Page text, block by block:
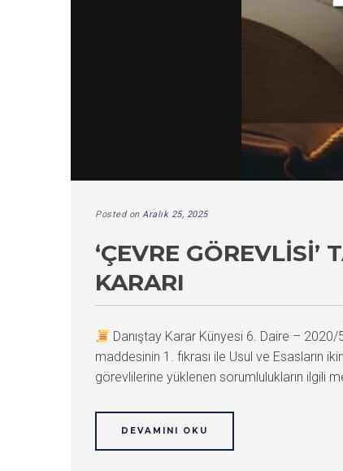
Posted on Aralık 25, 2025
‘ÇEVRE
KARARI
Danıştay Karar Künyesi 6. Daire –
maddesinin 1. fıkrası ile Usul ve Esasların
görevlilerine yüklenen sorumlulukların ilgili
DEVAMINI OKU